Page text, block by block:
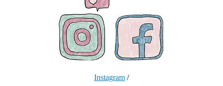
Instagram /